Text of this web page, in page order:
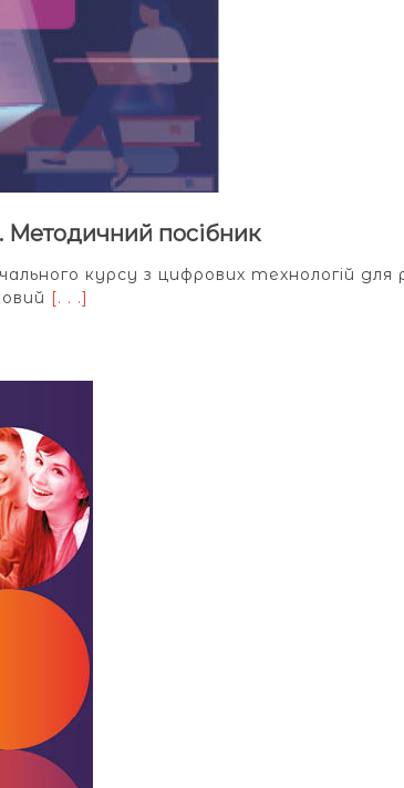
Методичний посібник
курсу з цифрових технологій для
[. . .]